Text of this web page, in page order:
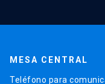
MESA CENTRAL
Teléfono para